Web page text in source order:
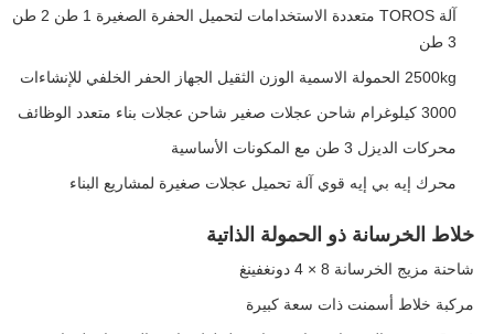
آلة TOROS متعددة الاستخدامات لتحميل الحفرة الصغيرة 1 طن 2 طن
3 طن
2500kg الحمولة الاسمية الوزن الثقيل الجهاز الحفر الخلفي للإنشاءات
3000 كيلوغرام شاحن عجلات صغير شاحن عجلات بناء متعدد الوظائف
محركات الديزل 3 طن مع المكونات الأساسية
محرك إيه بي إيه قوي آلة تحميل عجلات صغيرة لمشاريع البناء
خلاط الخرسانة ذو الحمولة الذاتية
شاحنة مزيج الخرسانة 8 × 4 دونغفينغ
مركبة خلاط أسمنت ذات سعة كبيرة